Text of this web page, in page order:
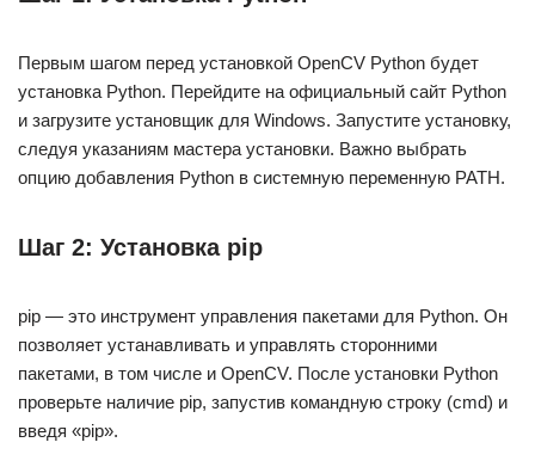
Первым шагом перед установкой OpenCV Python будет
установка Python. Перейдите на официальный сайт Python
и загрузите установщик для Windows. Запустите установку,
следуя указаниям мастера установки. Важно выбрать
опцию добавления Python в системную переменную PATH.
Шаг 2: Установка pip
pip — это инструмент управления пакетами для Python. Он
позволяет устанавливать и управлять сторонними
пакетами, в том числе и OpenCV. После установки Python
проверьте наличие pip, запустив командную строку (cmd) и
введя «pip».